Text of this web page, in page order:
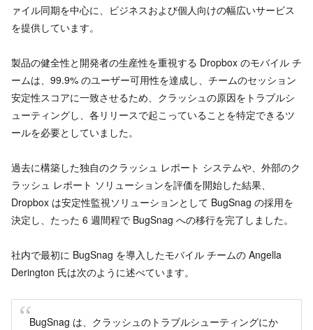
ァイル同期を中心に、ビジネスおよび個人向けの幅広いサービス
を提供しています。
製品の健全性と開発者の生産性を重視する Dropbox のモバイル チ
ームは、99.9% のユーザー可用性を達成し、チームのセッション
安定性スコアに一致させるため、クラッシュの原因をトラブルシ
ューティングし、各リリースで起こっていることを特定できるツ
ールを必要としていました。
過去に構築した独自のクラッシュ レポート システムや、外部のク
ラッシュ レポート ソリューションを評価を開始した結果、
Dropbox は安定性監視ソリューションとして BugSnag の採用を
決定し、たった 6 週間程で BugSnag への移行を完了しました。
社内で最初に BugSnag を導入したモバイル チームの Angella
Derington 氏は次のように述べています。
BugSnag は、クラッシュのトラブルシューティングにか